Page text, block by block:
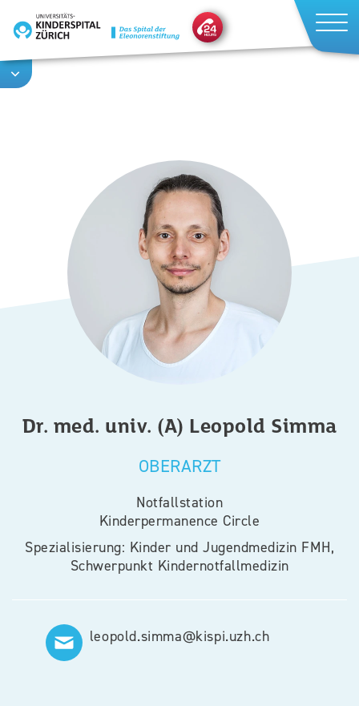
zum
Inhalt
Dr. med. univ. (A) Leopold Simma
OBERARZT
Notfallstation
Kinderpermanence Circle
Spezialisierung: Kinder und Jugendmedizin FMH,
Schwerpunkt Kindernotfallmedizin
leopold.simma@kispi.uzh.ch